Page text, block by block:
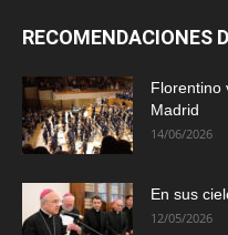
RECOMENDACIONES
Florentino
Madrid
14/06/2026
En sus
12/05/2026